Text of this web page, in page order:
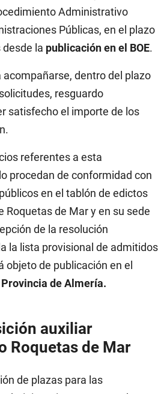
Administrativo
Públicas, en el plazo
la publicación en el BOE.
dentro del plazo
resguardo
satisfecho el importe de los
referentes a esta
procedan de conformidad con
en el tablón de edictos
Roquetas de Mar y en su sede
de la resolución
la lista provisional de admitidos
objeto de publicación en el
de Almería.
auxiliar
Roquetas de Mar
de plazas para las